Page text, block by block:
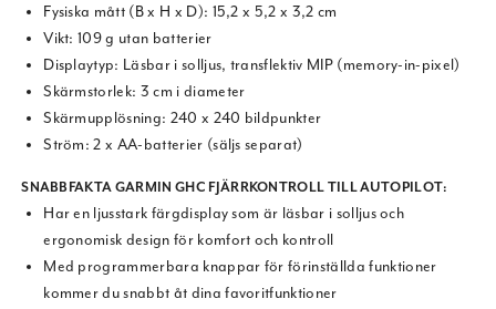
Fysiska mått (B x H x D): 15,2 x 5,2 x 3,2 cm
Vikt: 109 g utan batterier
Displaytyp: Läsbar i solljus, transflektiv MIP (memory-in-pixel)
Skärmstorlek: 3 cm i diameter
Skärmupplösning: 240 x 240 bildpunkter
Ström: 2 x AA-batterier (säljs separat)
SNABBFAKTA GARMIN GHC FJÄRRKONTROLL TILL AUTOPILOT:
Har en ljusstark färgdisplay som är läsbar i solljus och
ergonomisk design för komfort och kontroll
Med programmerbara knappar för förinställda funktioner
kommer du snabbt åt dina favoritfunktioner